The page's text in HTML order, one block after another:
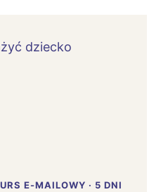
E-MAILOWY · 5 DNI